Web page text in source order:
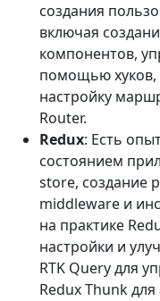
создания
включая
компонентов,
помощью хуков,
настройку
Router.
Redux: Есть
состоянием
store, создание
middleware и
на практике
настройки и
RTK Query для
Redux Thunk